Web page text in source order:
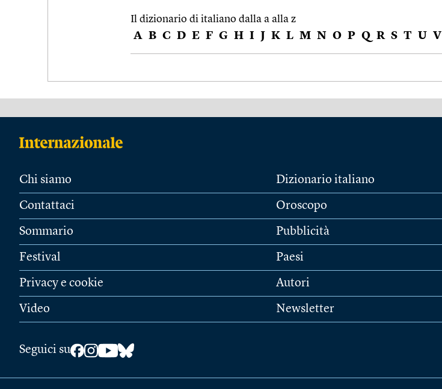
Il dizionario di italiano dalla a alla z
A B C D E F G H I J K L M N O P Q R S T U V
Chi siamo
Contattaci
Sommario
Festival
Privacy e cookie
Video
Dizionario italiano
Oroscopo
Pubblicità
Paesi
Autori
Newsletter
Seguici su